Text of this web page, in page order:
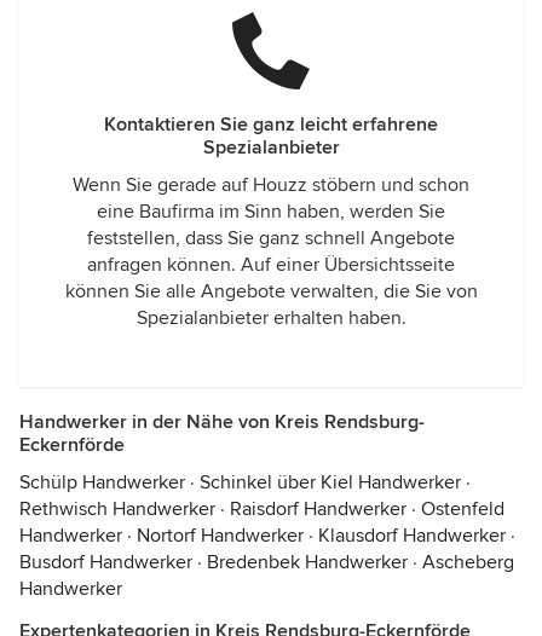
Kontaktieren Sie ganz leicht erfahrene
Spezialanbieter
Wenn Sie gerade auf Houzz stöbern und schon
eine Baufirma im Sinn haben, werden Sie
feststellen, dass Sie ganz schnell Angebote
anfragen können. Auf einer Übersichtsseite
können Sie alle Angebote verwalten, die Sie von
Spezialanbieter erhalten haben.
Handwerker in der Nähe von Kreis Rendsburg-
Eckernförde
Schülp Handwerker · Schinkel über Kiel Handwerker ·
Rethwisch Handwerker · Raisdorf Handwerker · Ostenfeld
Handwerker · Nortorf Handwerker · Klausdorf Handwerker ·
Busdorf Handwerker · Bredenbek Handwerker · Ascheberg
Handwerker
Expertenkategorien in Kreis Rendsburg-Eckernförde